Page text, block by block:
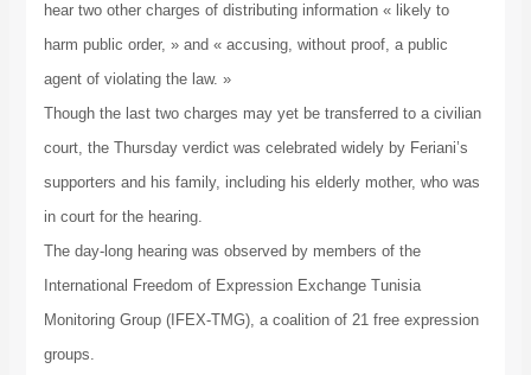
hear two other charges of distributing information « likely to
harm public order, » and « accusing, without proof, a public
agent of violating the law. »
Though the last two charges may yet be transferred to a civilian
court, the Thursday verdict was celebrated widely by Feriani’s
supporters and his family, including his elderly mother, who was
in court for the hearing.
The day-long hearing was observed by members of the
International Freedom of Expression Exchange Tunisia
Monitoring Group (IFEX-TMG), a coalition of 21 free expression
groups.